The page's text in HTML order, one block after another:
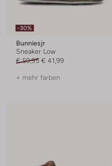
-30%
Bunniesjr
Sneaker Low
€ 59,95 € 41,99
+ mehr farben